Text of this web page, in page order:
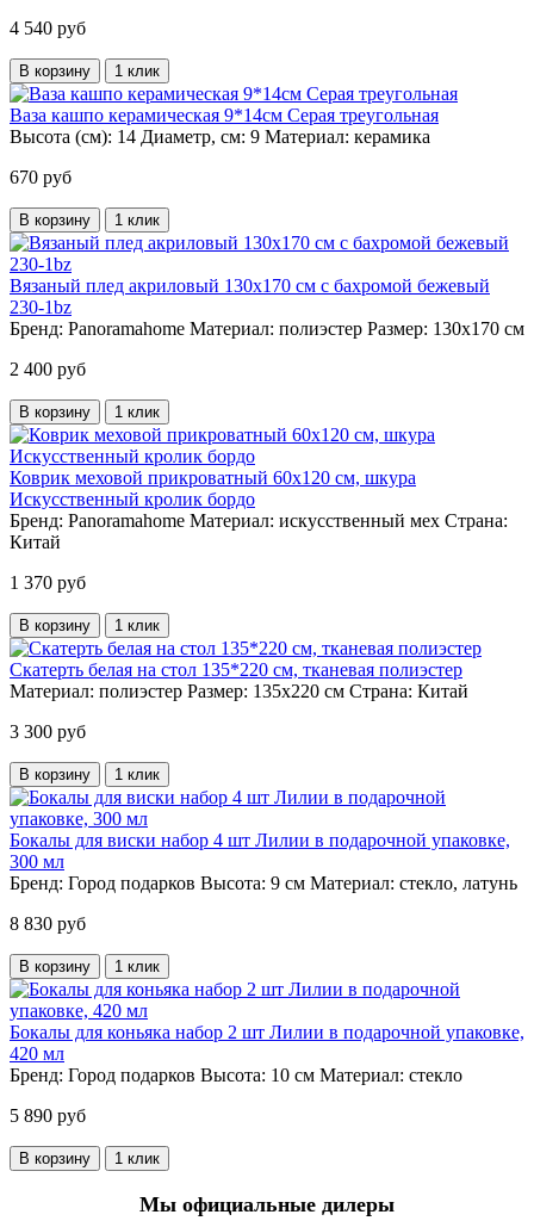
4 540 руб
В корзину 1 клик
Ваза кашпо керамическая 9*14см Серая треугольная
Высота (см): 14 Диаметр, см: 9 Материал: керамика
670 руб
В корзину 1 клик
Вязаный плед акриловый 130х170 см с бахромой бежевый
230-1bz
Бренд: Panoramahome Материал: полиэстер Размер: 130х170 см
2 400 руб
В корзину 1 клик
Коврик меховой прикроватный 60х120 см, шкура
Искусственный кролик бордо
Бренд: Panoramahome Материал: искусственный мех Страна:
Китай
1 370 руб
В корзину 1 клик
Скатерть белая на стол 135*220 см, тканевая полиэстер
Материал: полиэстер Размер: 135х220 см Страна: Китай
3 300 руб
В корзину 1 клик
Бокалы для виски набор 4 шт Лилии в подарочной упаковке,
300 мл
Бренд: Город подарков Высота: 9 см Материал: стекло, латунь
8 830 руб
В корзину 1 клик
Бокалы для коньяка набор 2 шт Лилии в подарочной упаковке,
420 мл
Бренд: Город подарков Высота: 10 см Материал: стекло
5 890 руб
В корзину 1 клик
Мы официальные дилеры